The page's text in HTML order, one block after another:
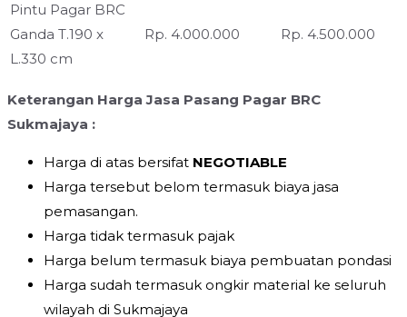
Pintu Pagar BRC
Ganda T.190 x
L.330 cm
Rp. 4.000.000 Rp. 4.500.000
Keterangan Harga Jasa Pasang Pagar BRC
Sukmajaya :
Harga di atas bersifat NEGOTIABLE
Harga tersebut belom termasuk biaya jasa
pemasangan.
Harga tidak termasuk pajak
Harga belum termasuk biaya pembuatan pondasi
Harga sudah termasuk ongkir material ke seluruh
wilayah di Sukmajaya